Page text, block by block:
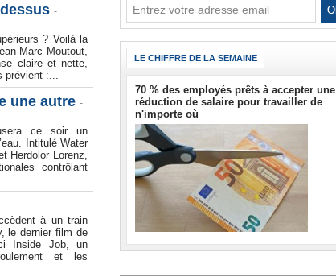
-
? Voilà la
Marc Moutout,
claire et nette,
prévient :...
une autre -
ce soir un
Intitulé Water
Herdolor Lorenz,
contrôlant
à un train
le dernier film de
Inside Job, un
et les
LE CHIFFRE DE LA SEMAINE
70 % des employés prêts à accepter une
réduction de salaire pour travailler de
n'importe où